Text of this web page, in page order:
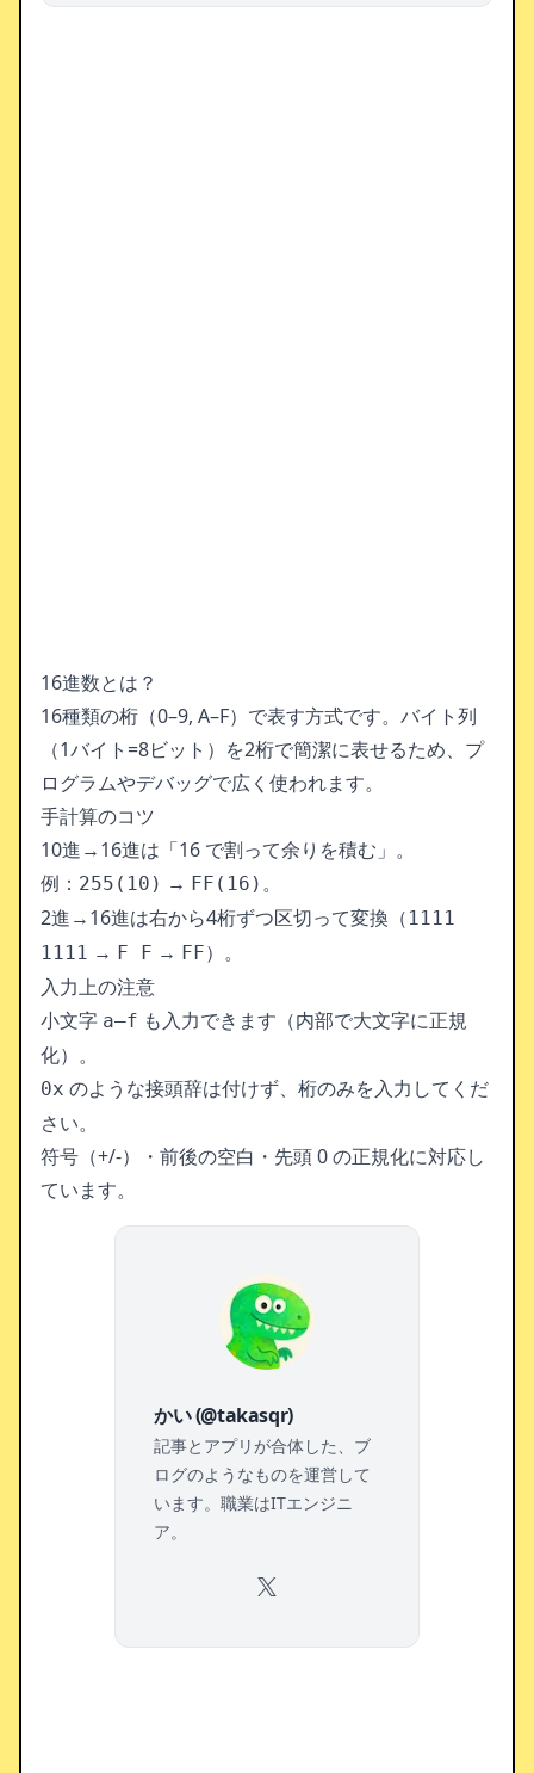
16進数とは？
16種類の桁（0–9, A–F）で表す方式です。バイト列
（1バイト=8ビット）を2桁で簡潔に表せるため、プ
ログラムやデバッグで広く使われます。
手計算のコツ
10進→16進は「16 で割って余りを積む」。
例： 255(10) → FF(16) 。
2進→16進は右から4桁ずつ区切って変換（ 1111
1111 → F F → FF）。
入力上の注意
小文字 a–f も入力できます（内部で大文字に正規
化）。
0x のような接頭辞は付けず、桁のみを入力してくだ
さい。
符号（+/-）・前後の空白・先頭 0 の正規化に対応し
ています。
かい (@takasqr)
記事とアプリが合体した、ブ
ログのようなものを運営して
います。職業はITエンジニ
ア。
X